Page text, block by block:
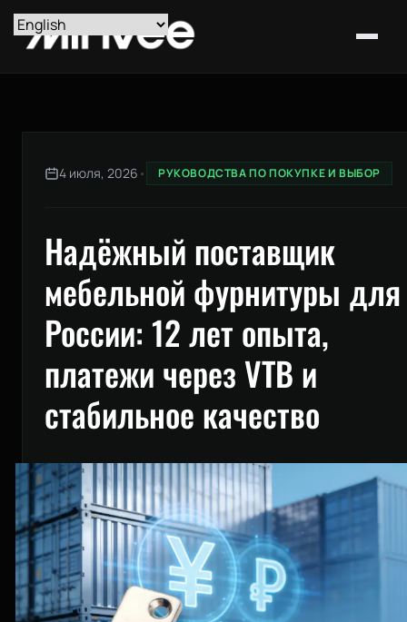
4 июля, 2026 • РУКОВОДСТВА ПО ПОКУПКЕ И ВЫБОР
Надёжный поставщик
мебельной фурнитуры для
России: 12 лет опыта,
платежи через VTB и
стабильное качество